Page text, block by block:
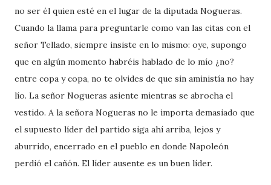
no ser él quien esté en el lugar de la diputada Nogueras.
Cuando la llama para preguntarle como van las citas con el
señor Tellado, siempre insiste en lo mismo: oye, supongo
que en algún momento habréis hablado de lo mío ¿no?
entre copa y copa, no te olvides de que sin aministía no hay
lío. La señor Nogueras asiente mientras se abrocha el
vestido. A la señora Nogueras no le importa demasiado que
el supuesto líder del partido siga ahí arriba, lejos y
aburrido, encerrado en el pueblo en donde Napoleón
perdió el cañón. El líder ausente es un buen líder.